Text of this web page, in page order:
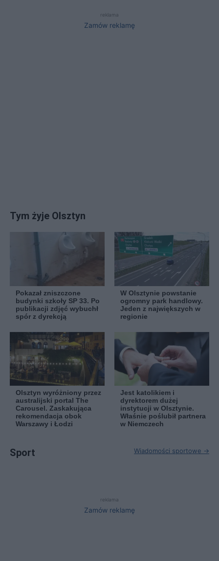
reklama
Zamów reklamę
Tym żyje Olsztyn
Pokazał zniszczone
budynki szkoły SP 33. Po
publikacji zdjęć wybuchł
spór z dyrekcją
W Olsztynie powstanie
ogromny park handlowy.
Jeden z największych w
regionie
Olsztyn wyróżniony przez
australijski portal The
Carousel. Zaskakująca
rekomendacja obok
Warszawy i Łodzi
Jest katolikiem i
dyrektorem dużej
instytucji w Olsztynie.
Właśnie poślubił partnera
w Niemczech
Sport Wiadomości sportowe →
reklama
Zamów reklamę